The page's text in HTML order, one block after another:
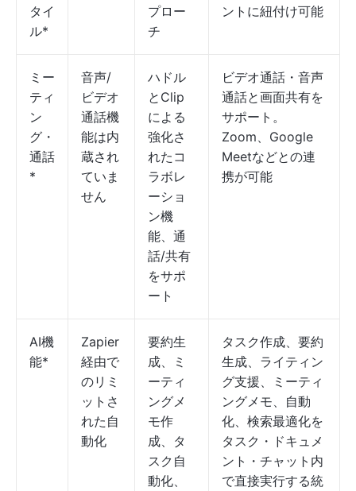
タイ
ル*
プロー
チ
ントに紐付け可能
ミー
ティ
ン
グ・
通話
*
音声/
ビデオ
通話機
能は内
蔵され
ていま
せん
ハドル
とClip
による
強化さ
れたコ
ラボレ
ーショ
ン機
能、通
話/共有
をサポ
ート
ビデオ通話・音声
通話と画面共有を
サポート。
Zoom、Google
Meetなどとの連
携が可能
AI機
能*
Zapier
経由で
のリミ
ットさ
れた自
動化
要約生
成、ミ
ーティ
ングメ
モ作
成、タ
スク自
動化、
タスク作成、要約
生成、ライティン
グ支援、ミーティ
ングメモ、自動
化、検索最適化を
タスク・ドキュメ
ント・チャット内
で直接実行する統